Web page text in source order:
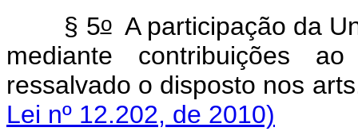
§ 5oA participação da
mediante contribuições
ressalvado o disposto
Lei nº 12.202, de 2010)